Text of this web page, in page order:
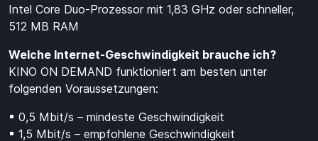
Intel Core Duo-Prozessor mit 1,83 GHz oder schneller,
512 MB RAM
Welche Internet-Geschwindigkeit brauche ich?
KINO ON DEMAND funktioniert am besten unter
folgenden Voraussetzungen:
▪ 0,5 Mbit/s – mindeste Geschwindigkeit
▪ 1,5 Mbit/s – empfohlene Geschwindigkeit